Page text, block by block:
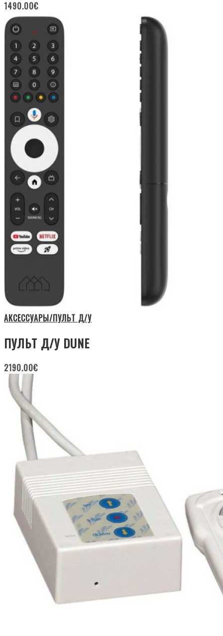
1490.00€
АКСЕССУАРЫ/ПУЛЬТ Д/У
ПУЛЬТ Д/У DUNE
2190.00€